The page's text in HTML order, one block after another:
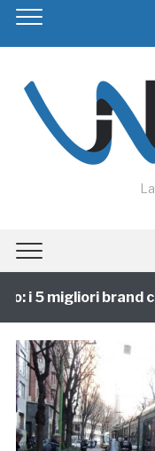
i 5 migliori brand